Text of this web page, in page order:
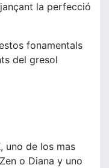
la perfecció
fonamentals
del gresol
uno de los mas
o Diana y uno